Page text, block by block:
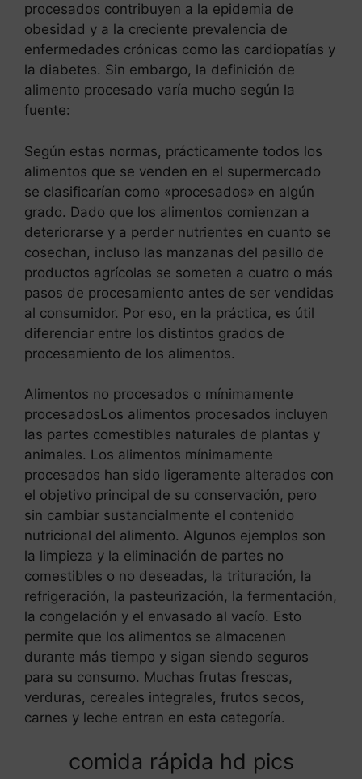
procesados contribuyen a la epidemia de
obesidad y a la creciente prevalencia de
enfermedades crónicas como las cardiopatías y
la diabetes. Sin embargo, la definición de
alimento procesado varía mucho según la
fuente:
Según estas normas, prácticamente todos los
alimentos que se venden en el supermercado
se clasificarían como «procesados» en algún
grado. Dado que los alimentos comienzan a
deteriorarse y a perder nutrientes en cuanto se
cosechan, incluso las manzanas del pasillo de
productos agrícolas se someten a cuatro o más
pasos de procesamiento antes de ser vendidas
al consumidor. Por eso, en la práctica, es útil
diferenciar entre los distintos grados de
procesamiento de los alimentos.
Alimentos no procesados o mínimamente
procesadosLos alimentos procesados incluyen
las partes comestibles naturales de plantas y
animales. Los alimentos mínimamente
procesados han sido ligeramente alterados con
el objetivo principal de su conservación, pero
sin cambiar sustancialmente el contenido
nutricional del alimento. Algunos ejemplos son
la limpieza y la eliminación de partes no
comestibles o no deseadas, la trituración, la
refrigeración, la pasteurización, la fermentación,
la congelación y el envasado al vacío. Esto
permite que los alimentos se almacenen
durante más tiempo y sigan siendo seguros
para su consumo. Muchas frutas frescas,
verduras, cereales integrales, frutos secos,
carnes y leche entran en esta categoría.
comida rápida hd pics